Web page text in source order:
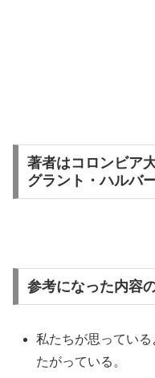
著者はコロンビア
グラント・ハルバ
参考になった内容
私たちが思ってい
たがっている。